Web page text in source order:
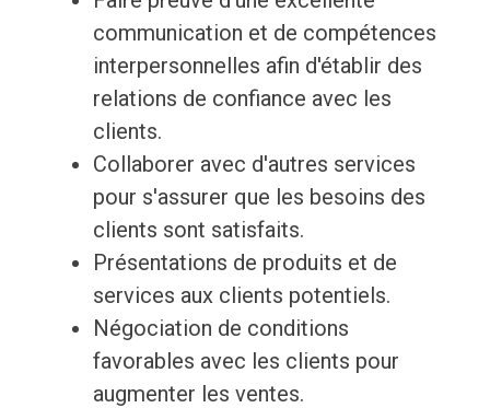
communication et de compétences
interpersonnelles afin d'établir des
relations de confiance avec les
clients.
Collaborer avec d'autres services
pour s'assurer que les besoins des
clients sont satisfaits.
Présentations de produits et de
services aux clients potentiels.
Négociation de conditions
favorables avec les clients pour
augmenter les ventes.